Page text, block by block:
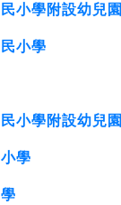
小學附設幼兒園
小學
小學附設幼兒園
學